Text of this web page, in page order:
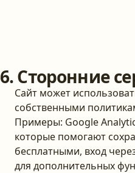
6. Сторонние
Сайт может
собственными
Примеры: Google
которые помогают
бесплатными, вход
для дополнительных